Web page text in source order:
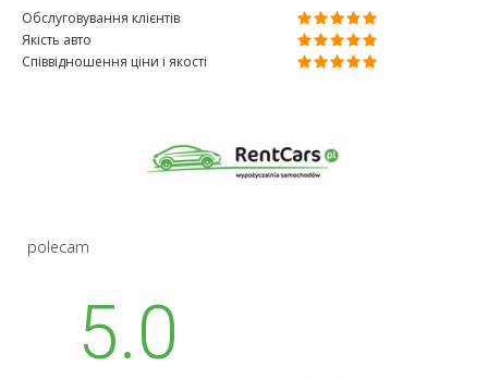
Обслуговування клієнтів
Якість авто
Співвідношення ціни і якості
polecam
5.0